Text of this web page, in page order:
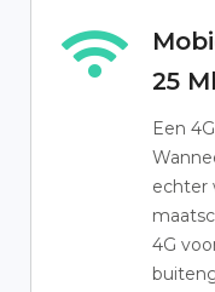
25
Een
echter
4G